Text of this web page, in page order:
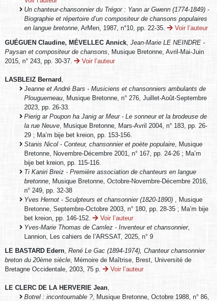
Un chanteur-chansonnier du Trégor : Yann ar Gwenn (1774-1849) -
Biographie et répertoire d’un compositeur de chansons populaires
en langue bretonne, ArMen, 1987, n°10, pp. 22-35.
Voir l’auteur
GUÉGUEN Claudine, MÉVELLEC Annick Jean-Marie LE NEINDRE -
Paysan et compositeur de chansons , Musique Bretonne, Avril-Mai-Juin
2015, n° 243, pp. 30-37.
Voir l’auteur
LASBLEIZ Bernard
Jeanne et André Bars - Musiciens et chansonniers ambulants de
Plouguerneau , Musique Bretonne, n° 276, Juillet-Août-Septembre
2023, pp. 26-33.
Pierig ar Poupon ha Janig ar Meur - Le sonneur et la brodeuse de
la rue Neuve , Musique Bretonne, Mars-Avril 2004, n° 183, pp. 26-
29 ; Ma’m bije bet kreion, pp. 153-156.
Stanis Nicol - Conteur, chansonnier et poète populaire , Musique
Bretonne, Novembre-Décembre 2001, n° 167, pp. 24-26 ; Ma’m
bije bet kreion, pp. 115-116.
Ti Kaniri Breiz - Première association de chanteurs en langue
bretonne , Musique Bretonne, Octobre-Novembre-Décembre 2016,
n° 249, pp. 32-38
Yves Hernot - Sculpteurs et chansonnier (1820-1890)
, Musique
Bretonne, Septembre-Octobre 2003, n° 180, pp. 28-35 ; Ma’m bije
bet kreion, pp. 146-152.
Voir l’auteur
Yves-Marie Thomas de Camlez - Inventeur et chansonnier,
Lannion, Les cahiers de l’ARSSAT, 2025, n° 9
LE BASTARD Edern René Le Gac (1894-1974), Chanteur chansonnier
breton du 20ème siècle , Mémoire de Maîtrise, Brest, Université de
Bretagne Occidentale, 2003, 75 p.
Voir l’auteur
LE CLERC DE LA HERVERIE Jean
Botrel : incontournable ?, Musique Bretonne, Octobre 1988, n° 86,